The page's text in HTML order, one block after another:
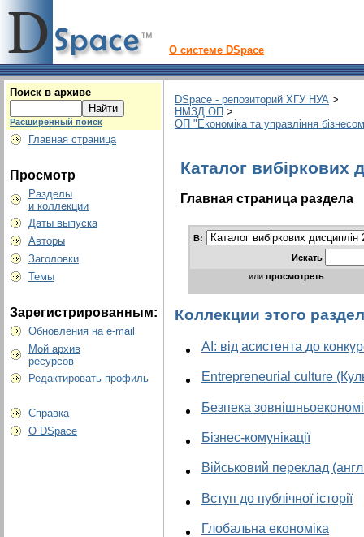
О системе DSpace
Поиск в архиве
Расширенный поиск
Главная страница
Просмотр
Разделы
и коллекции
Даты выпуска
Авторы
Заголовки
Темы
Зарегистрированным:
Обновления на e-mail
Мой архив
ресурсов
Редактировать профиль
Справка
О DSpace
DSpace - репозиторий ХГУ НУА >
НМЗД ОП >
ОП "Економіка та управління
Каталог вибіркових
Главная страница раздела
В:
Искать
или просмотреть
Коллекции этого
AI: від асистента до
Entrepreneurial culture
Безпека
Бізнес-комунікації
Військовий переклад
Вступ до публічної історії
Глобальна економіка